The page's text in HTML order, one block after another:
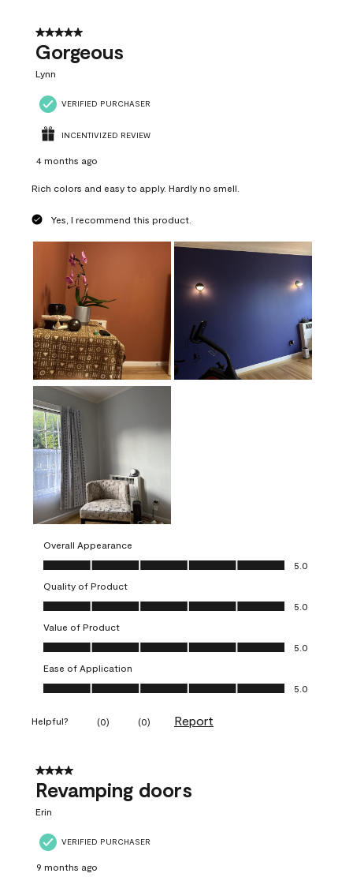
5 out of 5 stars.
Gorgeous
Lynn
VERIFIED PURCHASER
INCENTIVIZED REVIEW
4 months ago
Rich colors and easy to apply. Hardly no smell.
Yes, I recommend this product.
Overall Appearance
Overall Appearance, 5.0 out of 5
5.0
Quality of Product
Quality of Product, 5.0 out of 5
5.0
Value of Product
Value of Product, 5.0 out of 5
5.0
Ease of Application
Ease of Application, 5.0 out of 5
5.0
Helpful? (0) (0) Report
4 out of 5 stars.
Revamping doors
Erin
VERIFIED PURCHASER
9 months ago